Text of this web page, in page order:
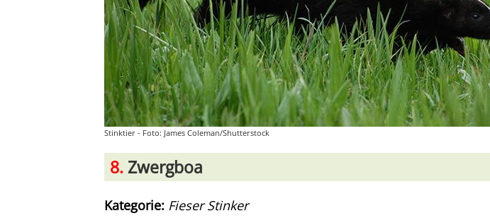
Stinktier - Foto: James Coleman/Shutterstock
8.Zwergboa
Kategorie: Fieser Stinker